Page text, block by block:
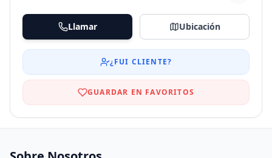
Llamar Ubicación
¿FUI CLIENTE?
GUARDAR EN FAVORITOS